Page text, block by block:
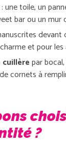
: une toile, un
bar ou un mur
devant
et pour les
cuillèrepar
cornets à
?